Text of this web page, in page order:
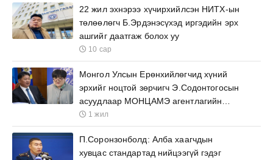
22 жил эхнэрээ хүчирхийлсэн НИТХ-ын
төлөөлөгч Б.Эрдэнэсүхэд иргэдийн эрх
ашгийг даатгаж болох уу
10 сар
Монгол Улсын Ерөнхийлөгчид хүний
эрхийг ноцтой зөрчигч Э.Содонтогосын
асуудлаар МОНЦАМЭ агентлагийн
ажилтнууд өргөх бичиг барьжээ
1 жил
П.Соронзонболд: Алба хаагчдын
хувцас стандартад нийцээгүй гэдэг